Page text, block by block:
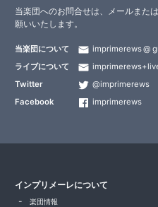
当楽団へのお問合せは、メールまた
願いいたします。
当楽団について imprimerews
ライブについて
Twitter
@imprimerews
Facebook
imprimerews
インプリメーレについて
楽団情報